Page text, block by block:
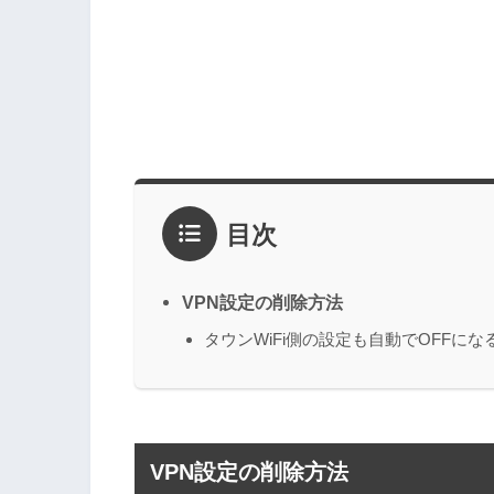
目次
VPN設定の削除方法
タウンWiFi側の設定も自動でOFFにな
VPN設定の削除方法